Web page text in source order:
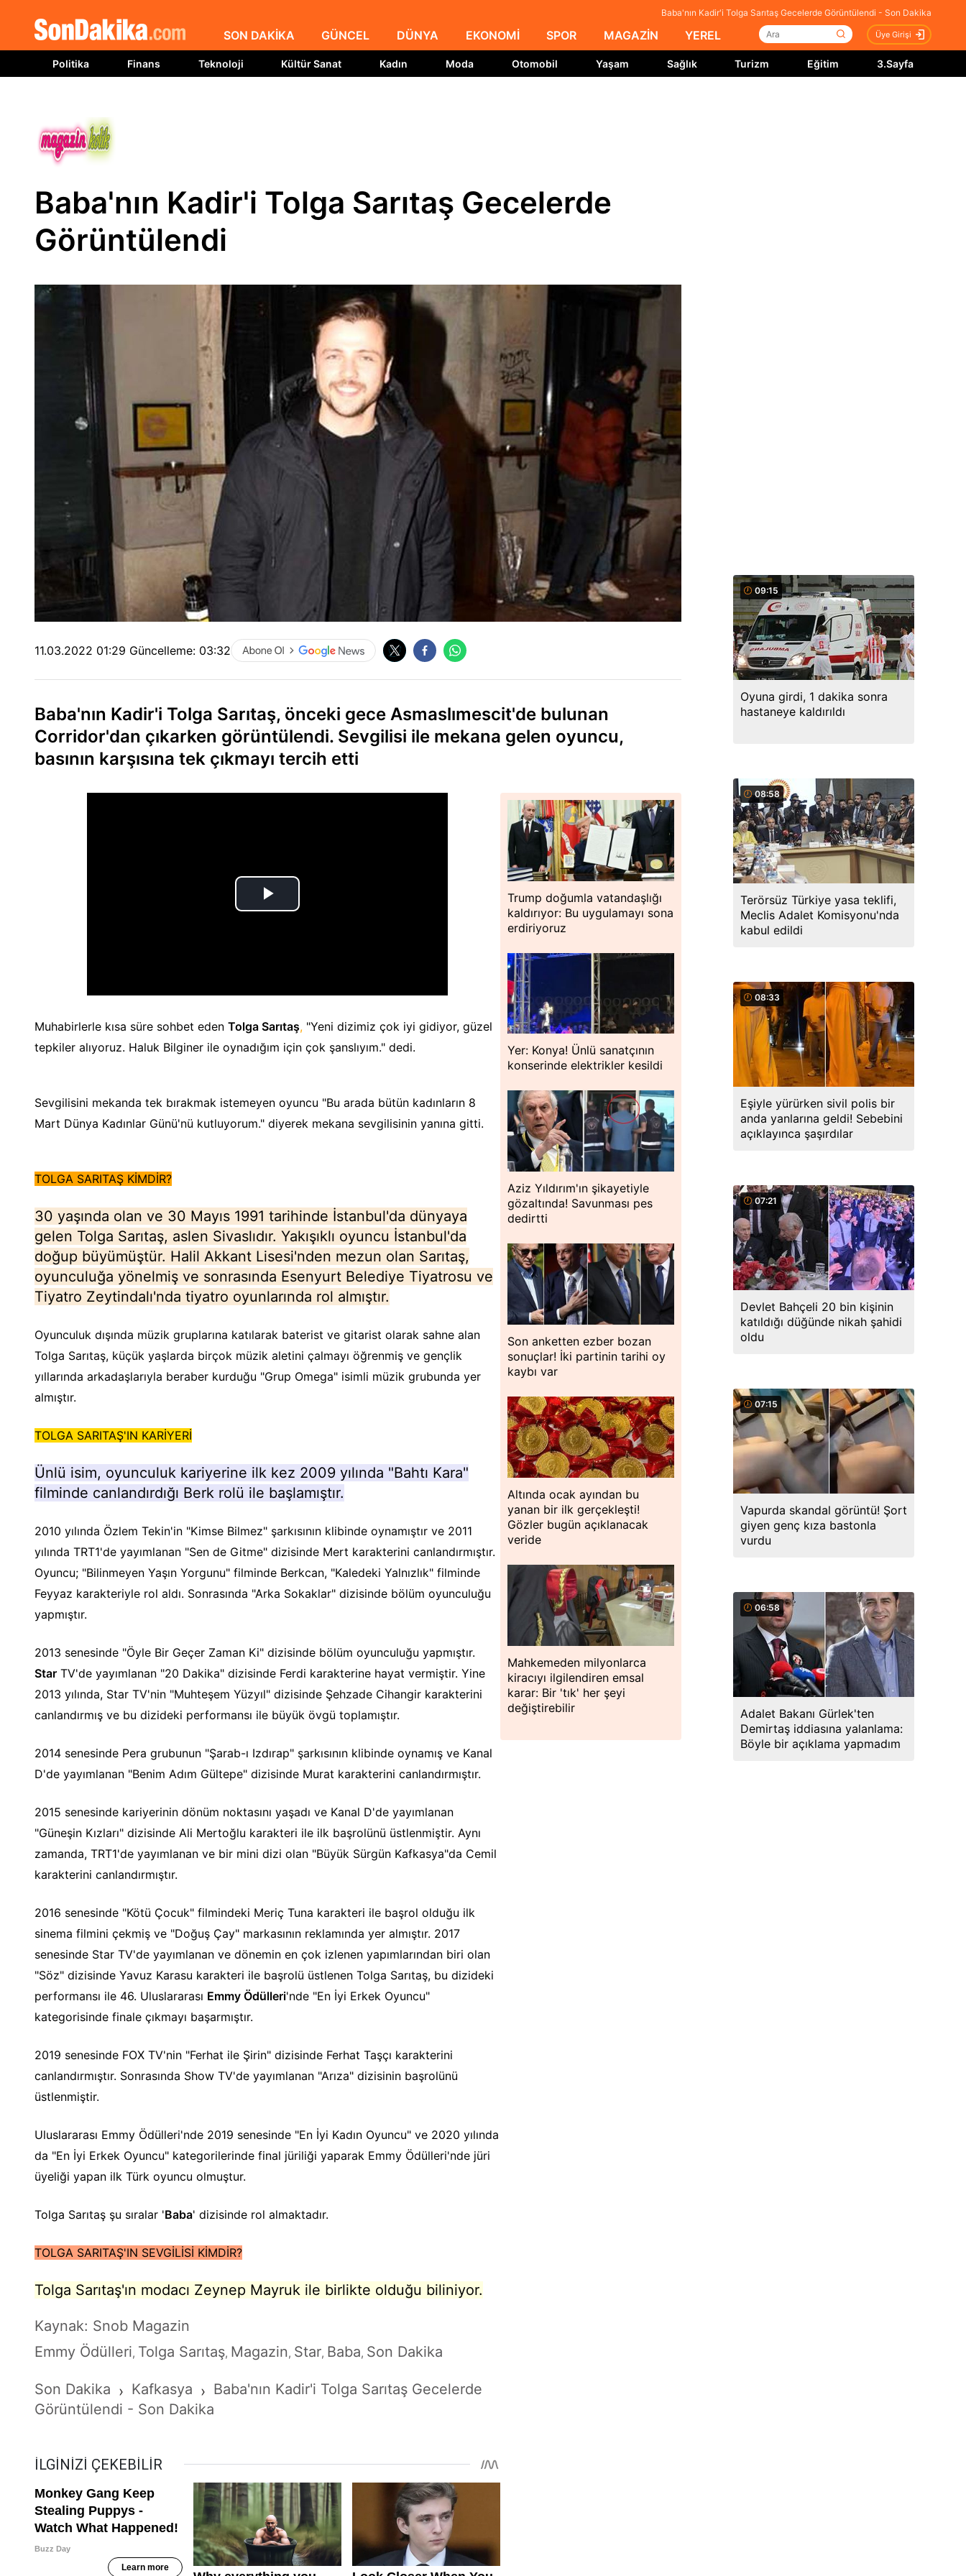
Baba'nın Kadir'i Tolga Sarıtaş Gecelerde Görüntülendi - Son Dakika
SON DAKİKA GÜNCEL DÜNYA EKONOMİ SPOR MAGAZİN YEREL Üye Girişi
Politika Finans Teknoloji Kültür Sanat Kadın Moda Otomobil Yaşam Sağlık Turizm Eğitim 3.Sayfa
Baba'nın Kadir'i Tolga Sarıtaş Gecelerde
Görüntülendi
11.03.2022 01:29 Güncelleme: 03:32
Baba'nın Kadir'i Tolga Sarıtaş, önceki gece Asmaslımescit'de bulunan
Corridor'dan çıkarken görüntülendi. Sevgilisi ile mekana gelen oyuncu,
basının karşısına tek çıkmayı tercih etti
Muhabirlerle kısa süre sohbet eden Tolga Sarıtaş, "Yeni dizimiz çok iyi gidiyor, güzel
tepkiler alıyoruz. Haluk Bilginer ile oynadığım için çok şanslıyım." dedi.
Sevgilisini mekanda tek bırakmak istemeyen oyuncu "Bu arada bütün kadınların 8
Mart Dünya Kadınlar Günü'nü kutluyorum." diyerek mekana sevgilisinin yanına gitti.
TOLGA SARITAŞ KİMDİR?
30 yaşında olan ve 30 Mayıs 1991 tarihinde İstanbul'da dünyaya
gelen Tolga Sarıtaş, aslen Sivaslıdır. Yakışıklı oyuncu İstanbul'da
doğup büyümüştür. Halil Akkant Lisesi'nden mezun olan Sarıtaş,
oyunculuğa yönelmiş ve sonrasında Esenyurt Belediye Tiyatrosu ve
Tiyatro Zeytindalı'nda tiyatro oyunlarında rol almıştır.
Oyunculuk dışında müzik gruplarına katılarak baterist ve gitarist olarak sahne alan
Tolga Sarıtaş, küçük yaşlarda birçok müzik aletini çalmayı öğrenmiş ve gençlik
yıllarında arkadaşlarıyla beraber kurduğu "Grup Omega" isimli müzik grubunda yer
almıştır.
TOLGA SARITAŞ'IN KARİYERİ
Ünlü isim, oyunculuk kariyerine ilk kez 2009 yılında "Bahtı Kara"
filminde canlandırdığı Berk rolü ile başlamıştır.
2010 yılında Özlem Tekin'in "Kimse Bilmez" şarkısının klibinde oynamıştır ve 2011
yılında TRT1'de yayımlanan "Sen de Gitme" dizisinde Mert karakterini canlandırmıştır.
Oyuncu; "Bilinmeyen Yaşın Yorgunu" filminde Berkcan, "Kaledeki Yalnızlık" filminde
Feyyaz karakteriyle rol aldı. Sonrasında "Arka Sokaklar" dizisinde bölüm oyunculuğu
yapmıştır.
2013 senesinde "Öyle Bir Geçer Zaman Ki" dizisinde bölüm oyunculuğu yapmıştır.
Star TV'de yayımlanan "20 Dakika" dizisinde Ferdi karakterine hayat vermiştir. Yine
2013 yılında, Star TV'nin "Muhteşem Yüzyıl" dizisinde Şehzade Cihangir karakterini
canlandırmış ve bu dizideki performansı ile büyük övgü toplamıştır.
2014 senesinde Pera grubunun "Şarab-ı Izdırap" şarkısının klibinde oynamış ve Kanal
D'de yayımlanan "Benim Adım Gültepe" dizisinde Murat karakterini canlandırmıştır.
2015 senesinde kariyerinin dönüm noktasını yaşadı ve Kanal D'de yayımlanan
"Güneşin Kızları" dizisinde Ali Mertoğlu karakteri ile ilk başrolünü üstlenmiştir. Aynı
zamanda, TRT1'de yayımlanan ve bir mini dizi olan "Büyük Sürgün Kafkasya"da Cemil
karakterini canlandırmıştır.
2016 senesinde "Kötü Çocuk" filmindeki Meriç Tuna karakteri ile başrol olduğu ilk
sinema filmini çekmiş ve "Doğuş Çay" markasının reklamında yer almıştır. 2017
senesinde Star TV'de yayımlanan ve dönemin en çok izlenen yapımlarından biri olan
"Söz" dizisinde Yavuz Karasu karakteri ile başrolü üstlenen Tolga Sarıtaş, bu dizideki
performansı ile 46. Uluslararası Emmy Ödülleri'nde "En İyi Erkek Oyuncu"
kategorisinde finale çıkmayı başarmıştır.
2019 senesinde FOX TV'nin "Ferhat ile Şirin" dizisinde Ferhat Taşçı karakterini
canlandırmıştır. Sonrasında Show TV'de yayımlanan "Arıza" dizisinin başrolünü
üstlenmiştir.
Uluslararası Emmy Ödülleri'nde 2019 senesinde "En İyi Kadın Oyuncu" ve 2020 yılında
da "En İyi Erkek Oyuncu" kategorilerinde final jüriliği yaparak Emmy Ödülleri'nde jüri
üyeliği yapan ilk Türk oyuncu olmuştur.
Tolga Sarıtaş şu sıralar 'Baba' dizisinde rol almaktadır.
TOLGA SARITAŞ'IN SEVGİLİSİ KİMDİR?
Tolga Sarıtaş'ın modacı Zeynep Mayruk ile birlikte olduğu biliniyor.
Kaynak: Snob Magazin
Emmy Ödülleri, Tolga Sarıtaş, Magazin, Star, Baba, Son Dakika
Son Dakika › Kafkasya › Baba'nın Kadir'i Tolga Sarıtaş Gecelerde
Görüntülendi - Son Dakika
Trump doğumla vatandaşlığı
kaldırıyor: Bu uygulamayı sona
erdiriyoruz
Yer: Konya! Ünlü sanatçının
konserinde elektrikler kesildi
Aziz Yıldırım'ın şikayetiyle
gözaltında! Savunması pes
dedirtti
Son anketten ezber bozan
sonuçlar! İki partinin tarihi oy
kaybı var
Altında ocak ayından bu
yanan bir ilk gerçekleşti!
Gözler bugün açıklanacak
veride
Mahkemeden milyonlarca
kiracıyı ilgilendiren emsal
karar: Bir 'tık' her şeyi
değiştirebilir
09:15
Oyuna girdi, 1 dakika sonra
hastaneye kaldırıldı
08:58
Terörsüz Türkiye yasa teklifi,
Meclis Adalet Komisyonu'nda
kabul edildi
08:33
Eşiyle yürürken sivil polis bir
anda yanlarına geldi! Sebebini
açıklayınca şaşırdılar
07:21
Devlet Bahçeli 20 bin kişinin
katıldığı düğünde nikah şahidi
oldu
07:15
Vapurda skandal görüntü! Şort
giyen genç kıza bastonla
vurdu
06:58
Adalet Bakanı Gürlek'ten
Demirtaş iddiasına yalanlama:
Böyle bir açıklama yapmadım